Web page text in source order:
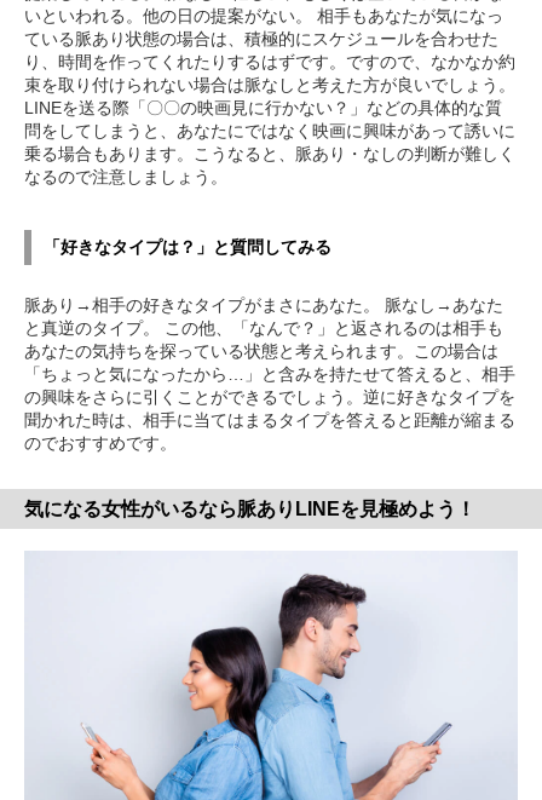
いといわれる。他の日の提案がない。 相手もあなたが気になっ
ている脈あり状態の場合は、積極的にスケジュールを合わせた
り、時間を作ってくれたりするはずです。ですので、なかなか約
束を取り付けられない場合は脈なしと考えた方が良いでしょう。
LINEを送る際「〇〇の映画見に行かない？」などの具体的な質
問をしてしまうと、あなたにではなく映画に興味があって誘いに
乗る場合もあります。こうなると、脈あり・なしの判断が難しく
なるので注意しましょう。
「好きなタイプは？」と質問してみる
脈あり→相手の好きなタイプがまさにあなた。 脈なし→あなた
と真逆のタイプ。 この他、「なんで？」と返されるのは相手も
あなたの気持ちを探っている状態と考えられます。この場合は
「ちょっと気になったから…」と含みを持たせて答えると、相手
の興味をさらに引くことができるでしょう。逆に好きなタイプを
聞かれた時は、相手に当てはまるタイプを答えると距離が縮まる
のでおすすめです。
気になる女性がいるなら脈ありLINEを見極めよう！